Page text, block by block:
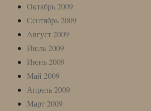
Октябрь 2009
Сентябрь 2009
Август 2009
Июль 2009
Июнь 2009
Май 2009
Апрель 2009
Март 2009